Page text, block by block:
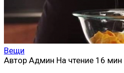
Вещи
Автор Админ На чтение 16 мин